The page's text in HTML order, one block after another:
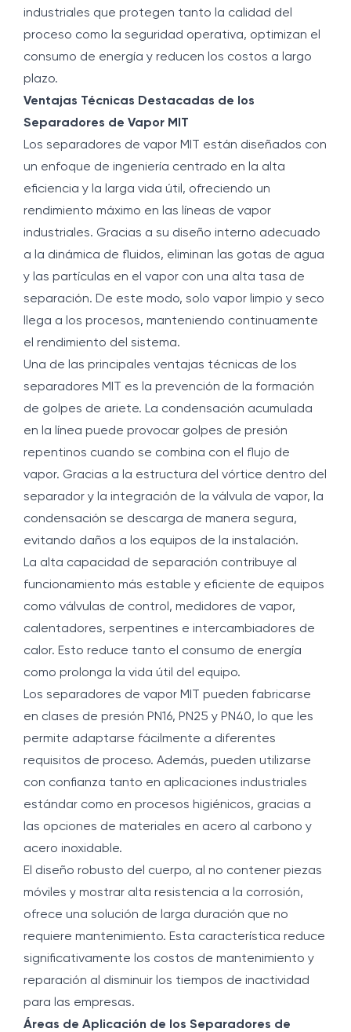
industriales que protegen tanto la calidad del
proceso como la seguridad operativa, optimizan el
consumo de energía y reducen los costos a largo
plazo.
Ventajas Técnicas Destacadas de los
Separadores de Vapor MIT
Los separadores de vapor MIT están diseñados con
un enfoque de ingeniería centrado en la alta
eficiencia y la larga vida útil, ofreciendo un
rendimiento máximo en las líneas de vapor
industriales. Gracias a su diseño interno adecuado
a la dinámica de fluidos, eliminan las gotas de agua
y las partículas en el vapor con una alta tasa de
separación. De este modo, solo vapor limpio y seco
llega a los procesos, manteniendo continuamente
el rendimiento del sistema.
Una de las principales ventajas técnicas de los
separadores MIT es la prevención de la formación
de golpes de ariete. La condensación acumulada
en la línea puede provocar golpes de presión
repentinos cuando se combina con el flujo de
vapor. Gracias a la estructura del vórtice dentro del
separador y la integración de la válvula de vapor, la
condensación se descarga de manera segura,
evitando daños a los equipos de la instalación.
La alta capacidad de separación contribuye al
funcionamiento más estable y eficiente de equipos
como válvulas de control, medidores de vapor,
calentadores, serpentines e intercambiadores de
calor. Esto reduce tanto el consumo de energía
como prolonga la vida útil del equipo.
Los separadores de vapor MIT pueden fabricarse
en clases de presión PN16, PN25 y PN40, lo que les
permite adaptarse fácilmente a diferentes
requisitos de proceso. Además, pueden utilizarse
con confianza tanto en aplicaciones industriales
estándar como en procesos higiénicos, gracias a
las opciones de materiales en acero al carbono y
acero inoxidable.
El diseño robusto del cuerpo, al no contener piezas
móviles y mostrar alta resistencia a la corrosión,
ofrece una solución de larga duración que no
requiere mantenimiento. Esta característica reduce
significativamente los costos de mantenimiento y
reparación al disminuir los tiempos de inactividad
para las empresas.
Áreas de Aplicación de los Separadores de